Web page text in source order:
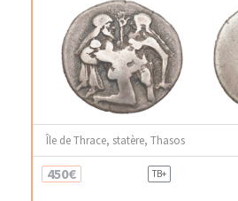
Île de Thrace, statère, Thasos
450€ TB+